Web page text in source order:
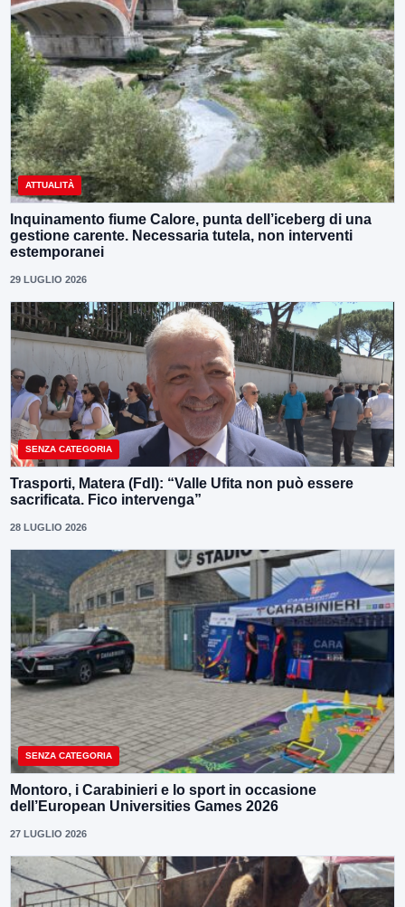
ATTUALITÀ
Inquinamento fiume Calore, punta dell’iceberg di una
gestione carente. Necessaria tutela, non interventi
estemporanei
29 LUGLIO 2026
SENZA CATEGORIA
Trasporti, Matera (FdI): “Valle Ufita non può essere
sacrificata. Fico intervenga”
28 LUGLIO 2026
SENZA CATEGORIA
Montoro, i Carabinieri e lo sport in occasione
dell’European Universities Games 2026
27 LUGLIO 2026